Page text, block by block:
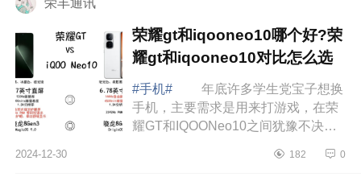
荣丰通讯
荣耀gt和iqooneo10哪个好?荣
耀gt和iqooneo10对比怎么选
#手机#
年底许多学生党宝子想换
手机，主要需求是用来打游戏，在荣
耀GT和IQOONeo10之间犹豫不决，
iqooneo10哪个好?荣耀gt和
2024-12-30 182 0